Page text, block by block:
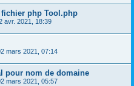
php Tool.php
avr. 2021, 18:39
mars 2021, 07:14
pour nom de domaine
mars 2021, 05:57